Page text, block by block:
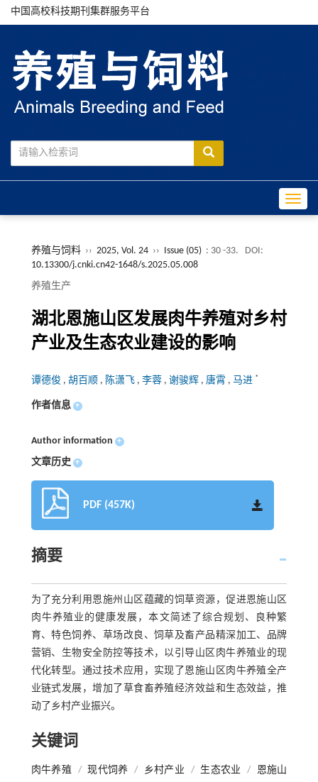
中国高校科技期刊集群服务平台
养殖与饲料 ›› 2025, Vol. 24 ›› Issue (05) : 30 -33.
DOI:
10.13300/j.cnki.cn42-1648/s.2025.05.008
养殖生产
湖北恩施山区发展肉牛养殖对乡村
产业及生态农业建设的影响
谭德俊 , 胡百顺 , 陈潇飞 , 李蓉 , 谢骏辉 , 唐霄 , 马进 *
作者信息 +
Author information +
文章历史 +
PDF (457K)
摘要
为了充分利用恩施州山区蕴藏的饲草资源，促进恩施山区
肉牛养殖业的健康发展，本文简述了综合规划、良种繁
育、特色饲养、草场改良、饲草及畜产品精深加工、品牌
营销、生物安全防控等技术，以引导山区肉牛养殖业的现
代化转型。通过技术应用，实现了恩施山区肉牛养殖全产
业链式发展，增加了草食畜养殖经济效益和生态效益，推
动了乡村产业振兴。
关键词
肉牛养殖 / 现代饲养 / 乡村产业 / 生态农业 /
恩施山